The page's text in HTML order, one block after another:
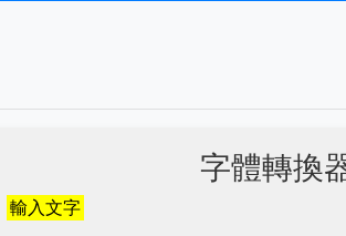
字體轉換
輸入文字